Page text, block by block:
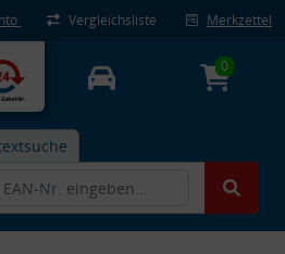
Vergleichsliste Merkzettel
0